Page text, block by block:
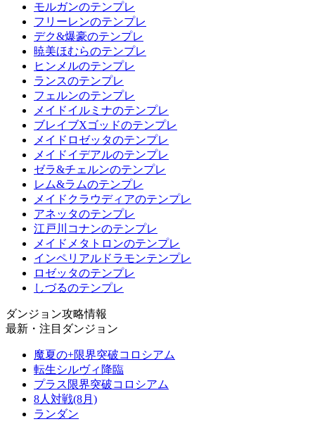
モルガンのテンプレ
フリーレンのテンプレ
デク&爆豪のテンプレ
暁美ほむらのテンプレ
ヒンメルのテンプレ
ランスのテンプレ
フェルンのテンプレ
メイドイルミナのテンプレ
ブレイブXゴッドのテンプレ
メイドロゼッタのテンプレ
メイドイデアルのテンプレ
ゼラ&チェルンのテンプレ
レム&ラムのテンプレ
メイドクラウディアのテンプレ
アネッタのテンプレ
江戸川コナンのテンプレ
メイドメタトロンのテンプレ
インペリアルドラモンテンプレ
ロゼッタのテンプレ
しづるのテンプレ
ダンジョン攻略情報
最新・注目ダンジョン
魔夏の+限界突破コロシアム
転生シルヴィ降臨
プラス限界突破コロシアム
8人対戦(8月)
ランダン